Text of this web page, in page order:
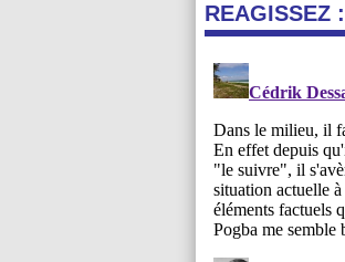
REAGISSEZ :